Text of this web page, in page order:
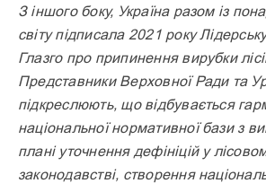
З іншого боку, Україна разом із
світу підписала 2021 року
Глазго про припинення вирубки
Представники Верховної Ради та
підкреслюють, що відбувається
національної нормативної бази з
плані уточнення дефініцій у
законодавстві, створення